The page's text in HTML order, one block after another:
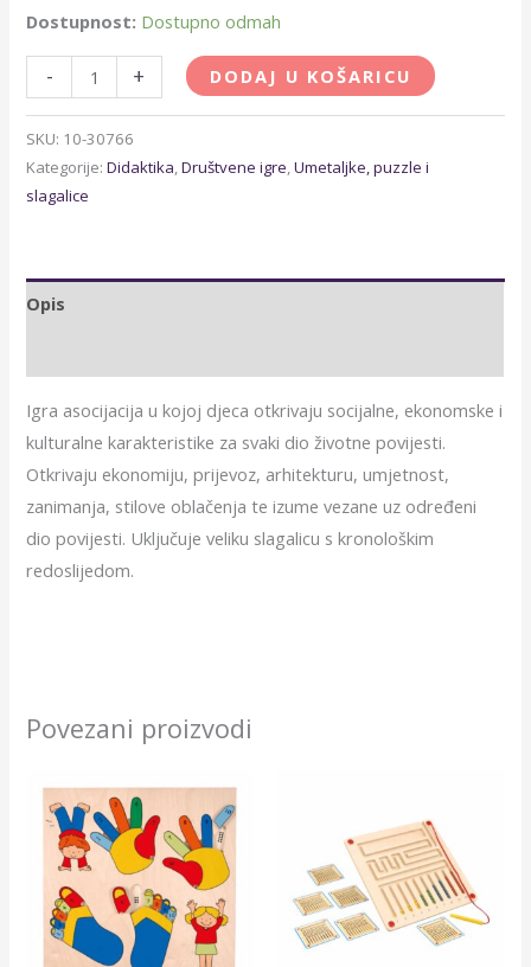
Dostupnost: Dostupno odmah
- + DODAJ U KOŠARICU
SKU: 10-30766
Kategorije:Didaktika,Društvene igre,Umetaljke, puzzle i
slagalice
Opis
Igra asocijacija u kojoj djeca otkrivaju socijalne, ekonomske i
kulturalne karakteristike za svaki dio životne povijesti.
Otkrivaju ekonomiju, prijevoz, arhitekturu, umjetnost,
zanimanja, stilove oblačenja te izume vezane uz određeni
dio povijesti. Uključuje veliku slagalicu s kronološkim
redoslijedom.
Povezani proizvodi